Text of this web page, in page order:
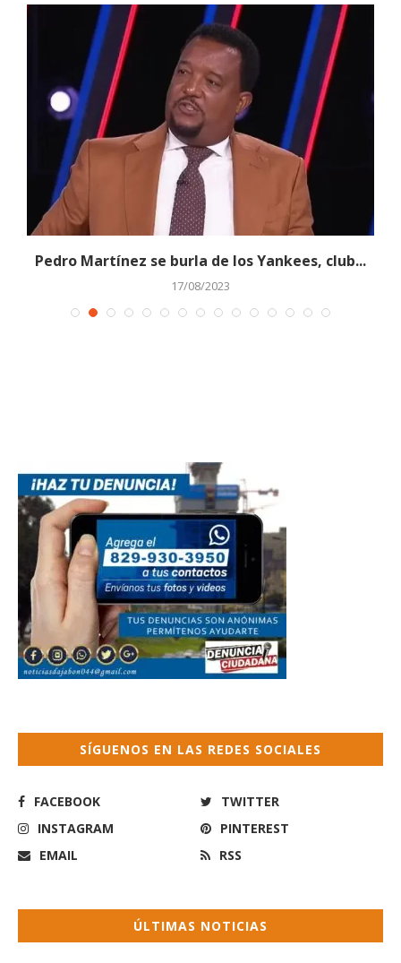
Pedro Martínez se burla de los Yankees, club...
17/08/2023
SÍGUENOS EN LAS REDES SOCIALES
FACEBOOK
TWITTER
INSTAGRAM
PINTEREST
EMAIL
RSS
ÚLTIMAS NOTICIAS